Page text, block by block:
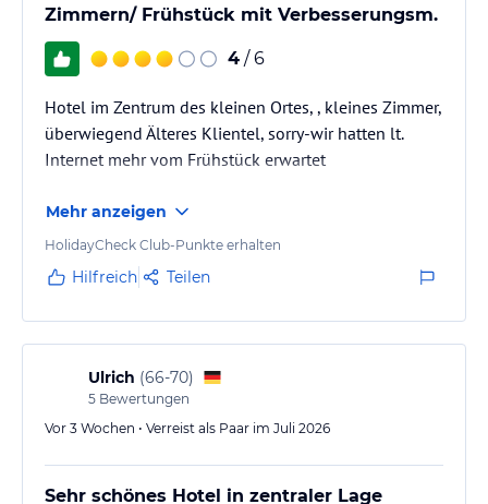
Zimmern/ Frühstück mit Verbesserungsm.
4 / 6
Hotel im Zentrum des kleinen Ortes, , kleines Zimmer,
überwiegend Älteres Klientel, sorry-wir hatten lt.
Internet mehr vom Frühstück erwartet
Mehr anzeigen
HolidayCheck Club-Punkte erhalten
Hilfreich Teilen
Ulrich (66-70)
5 Bewertungen
Vor 3 Wochen • Verreist als Paar im Juli 2026
Sehr schönes Hotel in zentraler Lage